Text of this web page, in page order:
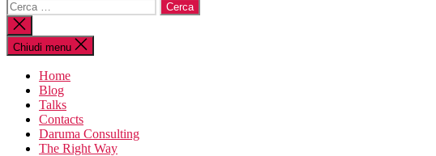
Cerca:
Chiudi
la
ricerca
Chiudi menu
Home
Blog
Talks
Contacts
Daruma Consulting
The Right Way